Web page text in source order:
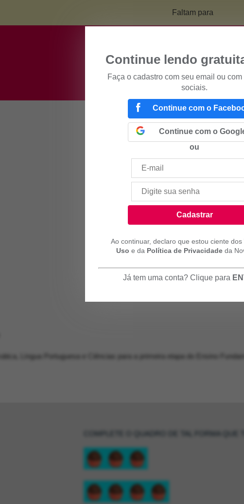
Faltam para
Língua Portuguesa e Ciências para a primeira etapa do Ensino
Continue lendo
Faça o cadastro com seu email ou
sociais.
Continue com o
Continue com o
ou
Cadastrar
Ao continuar, declaro que estou ciente dos
Uso e da Política de Privacidade da
Já tem uma conta? Clique para